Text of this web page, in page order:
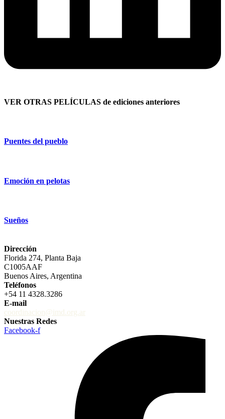
VER OTRAS PELÍCULAS de ediciones anteriores
Puentes del pueblo
Emoción en pelotas
Sueños
Dirección
Florida 274, Planta Baja
C1005AAF
Buenos Aires, Argentina
Teléfonos
+54 11 4328.3286
E-mail
coordinacion@imd.org.ar
Nuestras Redes
Facebook-f